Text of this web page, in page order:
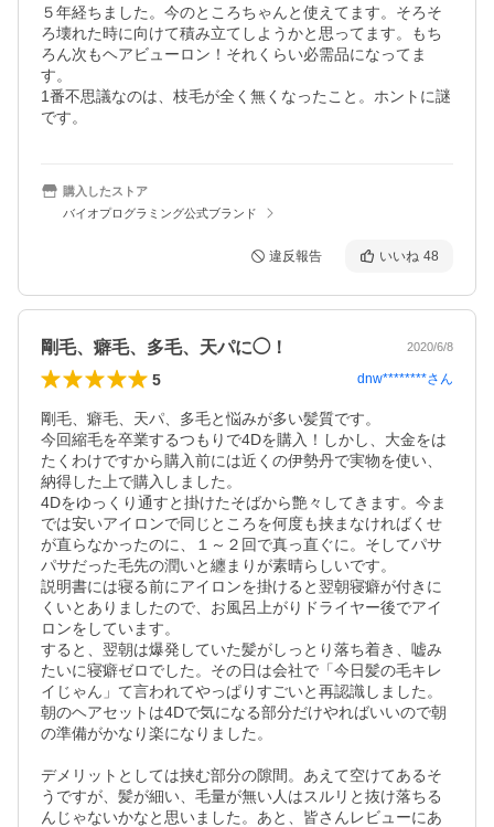
５年経ちました。今のところちゃんと使えてます。そろそ
ろ壊れた時に向けて積み立てしようかと思ってます。もち
ろん次もヘアビューロン！それくらい必需品になってま
す。
1番不思議なのは、枝毛が全く無くなったこと。ホントに謎
購入したストア
バイオプログラミング公式ブランド
違反報告 いいね 48
剛毛、癖毛、多毛、天パに◯！ 2020/6/8
5 dnw********さん
剛毛、癖毛、天パ、多毛と悩みが多い髪質です。
今回縮毛を卒業するつもりで4Dを購入！しかし、大金をは
たくわけですから購入前には近くの伊勢丹で実物を使い、
納得した上で購入しました。
4Dをゆっくり通すと掛けたそばから艶々してきます。今ま
では安いアイロンで同じところを何度も挟まなければくせ
が直らなかったのに、１～２回で真っ直ぐに。そしてパサ
パサだった毛先の潤いと纏まりが素晴らしいです。
説明書には寝る前にアイロンを掛けると翌朝寝癖が付きに
くいとありましたので、お風呂上がりドライヤー後でアイ
ロンをしています。
すると、翌朝は爆発していた髪がしっとり落ち着き、嘘み
たいに寝癖ゼロでした。その日は会社で「今日髪の毛キレ
イじゃん」て言われてやっぱりすごいと再認識しました。
朝のヘアセットは4Dで気になる部分だけやればいいので朝
の準備がかなり楽になりました。
デメリットとしては挟む部分の隙間。あえて空けてあるそ
うですが、髪が細い、毛量が無い人はスルリと抜け落ちる
んじゃないかなと思いました。あと、皆さんレビューにあ